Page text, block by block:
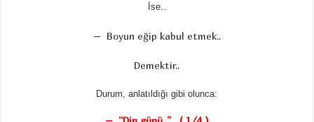
İse..
– Boyun eğip kabul etmek..
Demektir..
Durum, anlatıldığı gibi olunca: